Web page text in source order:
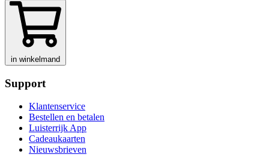
in winkelmand
Support
Klantenservice
Bestellen en betalen
Luisterrijk App
Cadeaukaarten
Nieuwsbrieven